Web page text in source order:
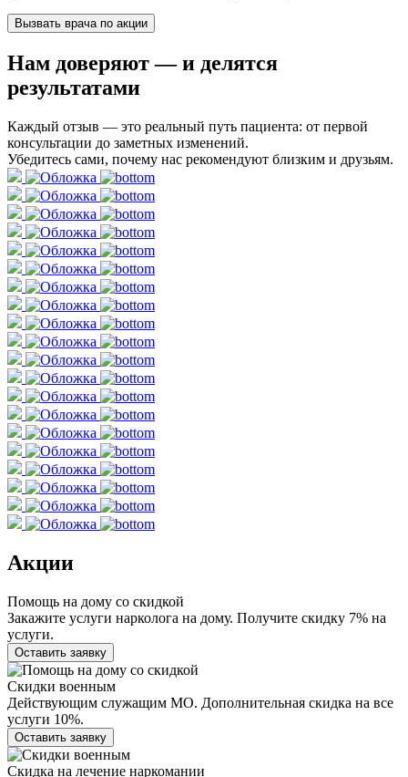
Вызвать врача по акции
Нам доверяют— и делятся
результатами
Каждый отзыв — это реальный путь пациента: от первой
консультации до заметных изменений.
Убедитесь сами, почему нас рекомендуют близким и друзьям.
Акции
Помощь на дому со скидкой
Закажите услуги нарколога на дому. Получите скидку 7% на
услуги.
Оставить заявку
Скидки военным
Действующим служащим МО. Дополнительная скидка на все
услуги 10%.
Оставить заявку
Скидка на лечение наркомании